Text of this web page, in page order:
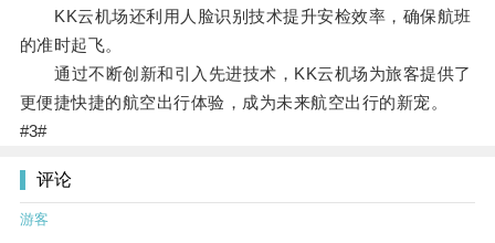
KK云机场还利用人脸识别技术提升安检效率，确保航班
的准时起飞。
通过不断创新和引入先进技术，KK云机场为旅客提供了
更便捷快捷的航空出行体验，成为未来航空出行的新宠。
#3#
评论
游客